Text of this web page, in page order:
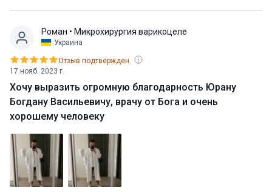
Роман • Микрохирургия варикоцеле
Украина
17 нояб. 2023 г.
Отзыв подтвержден.
Хочу выразить огромную благодарность Юрану
Богдану Васильевичу, врачу от Бога и очень
хорошему человеку